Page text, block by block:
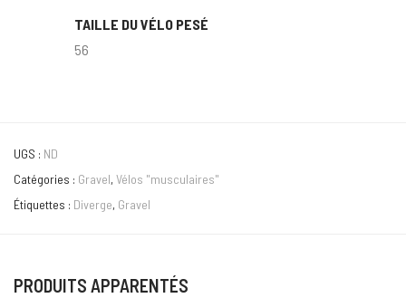
TAILLE DU VÉLO PESÉ
56
UGS : ND
Catégories : Gravel, Vélos "musculaires"
Étiquettes : Diverge, Gravel
PRODUITS APPARENTÉS